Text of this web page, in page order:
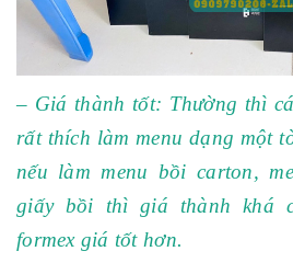
– Giá thành tốt: Thường thì
rất thích làm menu dạng một
nếu làm menu bồi carton,
giấy bồi thì giá thành khá
formex giá tốt hơn.